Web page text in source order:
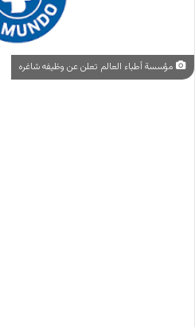
مؤسسة أطباء العالم تعلن عن وظيفه شاغره